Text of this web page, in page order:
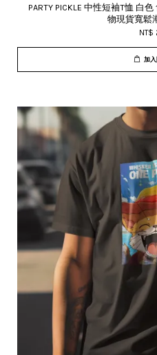
PARTY PICKLE 中性短袖T恤 白
物現貨寬鬆
NT$
加